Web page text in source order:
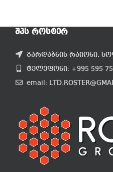
ᲨᲞᲡ ᲠᲝᲡᲢᲔᲠ
გარდაბნის რაიონი,
ტელეფონი: +995 595 75
email: